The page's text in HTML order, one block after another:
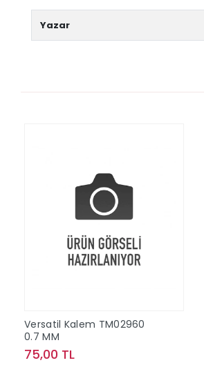
Yazar
Versatil Kalem TM02960
0.7 MM
75,00 TL